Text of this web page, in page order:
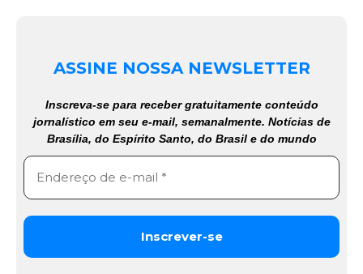
ASSINE NOSSA NEWSLETTER
Inscreva-se para receber gratuitamente conteúdo
jornalístico em seu e-mail, semanalmente. Notícias de
Brasília, do Espírito Santo, do Brasil e do mundo